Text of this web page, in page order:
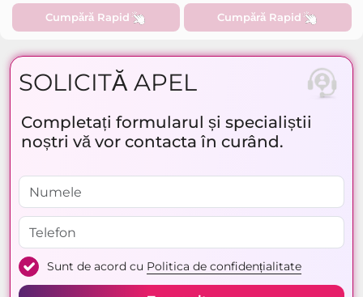
Cumpără Rapid Cumpără Rapid
SOLICITĂ APEL
Completați formularul și specialiștii
noștri vă vor contacta în curând.
Sunt de acord cu Politica de confidențialitate